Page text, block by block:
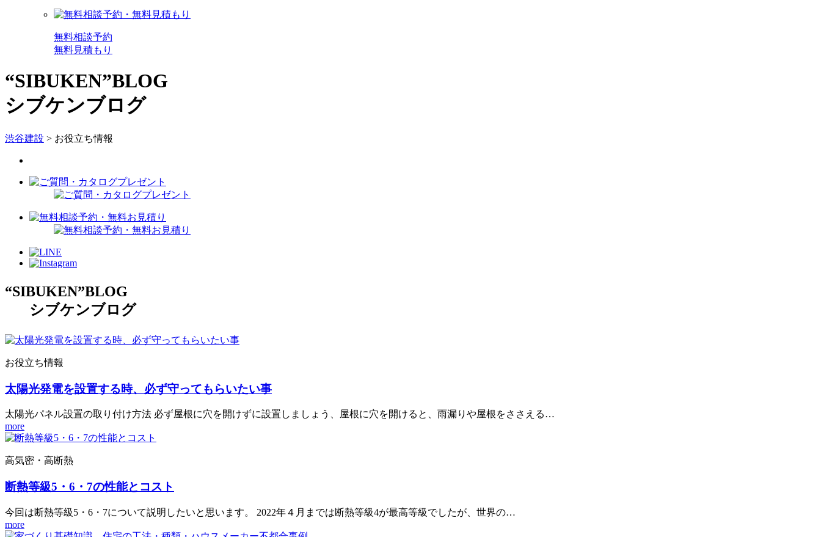
無料相談予約
無料見積もり
“SIBUKEN”BLOG
シブケンブログ
渋谷建設 > お役立ち情報
“SIBUKEN”BLOG
シブケンブログ
お役立ち情報
太陽光発電を設置する時、必ず守ってもらいたい事
太陽光パネル設置の取り付け方法 必ず屋根に穴を開けずに設置しましょう、屋根に穴を開けると、雨漏りや屋根をささえる…
more
高気密・高断熱
断熱等級5・6・7の性能とコスト
今回は断熱等級5・6・7について説明したいと思います。 2022年４月までは断熱等級4が最高等級でしたが、世界の…
more